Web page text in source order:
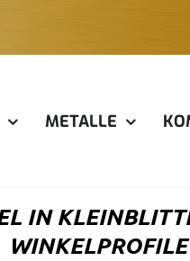
METALLE
IN
INKELPROFILE